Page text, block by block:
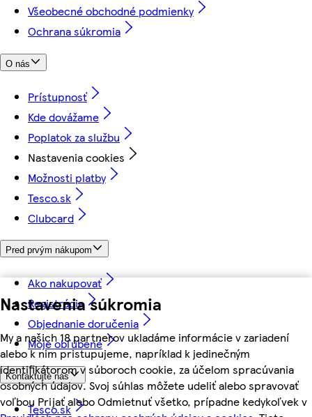
Nastavenia súkromia
My a našich 18 partnerov ukladáme informácie v zariadení
alebo k nim pristupujeme, napríklad k jedinečným
identifikátorom v súboroch cookie, za účelom spracúvania
osobných údajov. Svoj súhlas môžete udeliť alebo spravovať
voľbou Prijať alebo Odmietnuť všetko, prípadne kedykoľvek v
Všeobecné obchodné podmienky
Ochrana súkromia
O nás
Prístupnosť
Kde dovážame
Poplatok za službu
Nastavenia cookies
Možnosti platby
Tesco.sk
Clubcard
Pred prvým nákupom
Ako nakupovať
Registrácia
Objednanie doručenia
Moje obľúbené
Kontaktujte nás
Tesco.sk